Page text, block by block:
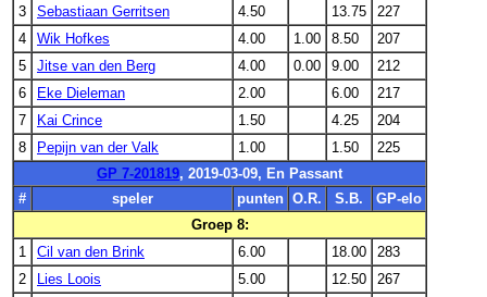
3
Sebastiaan Gerritsen 4.50 13.75
227
4
Wik Hofkes 4.00 1.00 8.50
207
5
Jitse van den Berg 4.00 0.00 9.00
212
6
Eke Dieleman 2.00 6.00
217
7
Kai Crince 1.50 4.25
204
8
Pepijn van der Valk 1.00 1.50
225
GP 7-201819, 2019-03-09, En Passant
#
speler punten O.R. S.B.
GP-elo
Groep 8:
1
Cil van den Brink 6.00 18.00
283
2
Lies Loois 5.00 12.50
267